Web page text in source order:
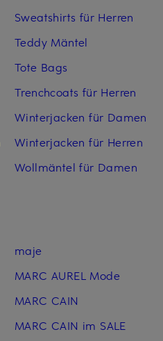
Sweatshirts für Herren
Teddy Mäntel
Tote Bags
Trenchcoats für Herren
Winterjacken für Damen
Winterjacken für Herren
Wollmäntel für Damen
maje
MARC AUREL Mode
MARC CAIN
MARC CAIN im SALE